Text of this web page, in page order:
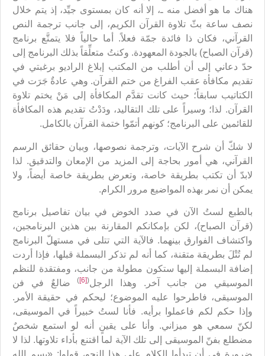
هناك ما هو أفضل منه ـ، إلا أنه كان بمستوى جيِّد، إذ يتم خلال
نصف ساعة بثّ تلاوة القرآن الكريم، إلى جانب ترجمة النص
القرآني، فكان ذا فائدة جمّة فعلاً. أما حالياً فلا يتمتَّع برنامج
(قرآن الصباح) بالجودة المعهودة. وكنتُ متعلِّقاً بذلك البرنامج إلى
حدّ دعاني إلى أن أطلب من المكتب إبلاغ الراديو برغبتي في
تقديم مكافأة عقب الفراغ من ختم القرآن. وهي عادةٌ جَرَت في
الكتاتيب سابقاً؛ حيث كانت تقدَّم المكافأة إلى مَنْ يختم تلاوة
القرآن. لذا؛ وسيراً على تلك التقاليد، ودَدْتُ تقديم هذه المكافأة
للقائمين على البرنامج؛ كونهم أتمّوا ختمة القرآن بالكامل.
لا شكّ أن شرح الآيات، وترجمة نصوصها، وبيان حقائق الرسم
القرآني، هي أمور بحاجة إلى المزيد من الإمعان والتدقيق. لذا
لابدّ أن تكتب بطريقة خاصة، وتعرض بطريقة خاصة أيضاً، ولا
يمكن أن نمر بهذه المواضيع مرور الكرام.
بالطبع لستُ الآن في صدد الخوض في بيان تفاصيل برنامج
(قرآن الصباح)، لكن بإمكانكم المقارنة بين هذين البرنامجين،
واكتشاف الفوارق بينهما. فالآية التي تتلى في مستهلّ البرنامج
لم تُتْلَ بطريقة متقنة، كما أنه لم تذكر البسملة قبلها، فإذا أردت
إضافة البسملة إليها ستكون مطولة من جانب، ومفتقدة للنظم
الموسيقي من جانب آخر. وهذا الرجل(
[6]
) ضالعٌ في فن
الموسيقى، فاطرحوا عليه الموضوع؛ ليحكم في حقيقة الأمر.
وإذا حكم لكم فاعملوا برأيه. فأنا لستُ خبيراً في الموسيقى،
لكنّ سمعي هو ميزاني. وأنا على يقينٍ أنه لو استمع شخصٌ
مضطلع بفنّ الموسيقى إلى تلك الآية لما اقتنع بأداء تلاوتها. لذا لا
ضرورة في أن تبدأوا الكلام على هذا النحو، قولوا: «بسم الله